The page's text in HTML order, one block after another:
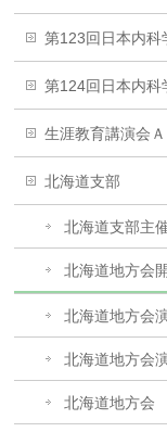
第123回日本内科
第124回日本内科
生涯教育講演会
北海道支部
北海道支部主
北海道地方会
北海道地方会
北海道地方会
北海道地方会